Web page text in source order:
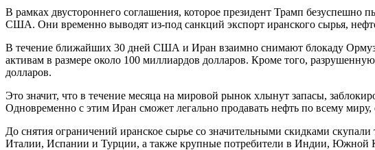
В рамках двустороннего соглашения, которое президент Трамп
США. Они временно выводят из-под санкций экспорт иранского сырья,
В течение ближайших 30 дней США и Иран взаимно снимают блокаду
активам в размере около 100 миллиардов долларов. Кроме того,
долларов.
Это значит, что в течение месяца на мировой рынок хлынут запасы,
Одновременно с этим Иран сможет легально продавать нефть по всему
До снятия ограничений иранское сырье со значительными скидками
Италии, Испании и Турции, а также крупные потребители в Индии, Южной